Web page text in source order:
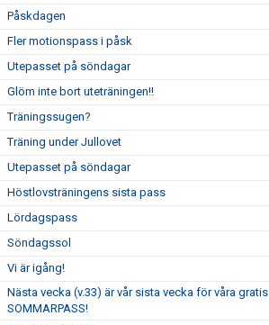
Påskdagen
Fler motionspass i påsk
Utepasset på söndagar
Glöm inte bort uteträningen!!
Träningssugen?
Träning under Jullovet
Utepasset på söndagar
Höstlovsträningens sista pass
Lördagspass
Söndagssol
Vi är igång!
Nästa vecka (v.33) är vår sista vecka för våra gratis
SOMMARPASS!